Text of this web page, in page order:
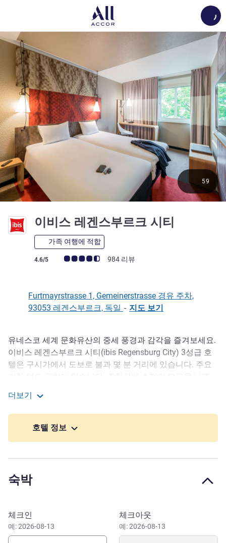
이비스 레겐스부르크 시티
가족 여행에 적합
고객 평점 (ALL 평가)
4.6/5 984 리뷰
59
Furtmayrstrasse 1, Gemeinerstrasse 경유 주차,
93053 레겐스부르크, 독일 - 지도 보기
호텔설명
유네스코 세계 문화유산의 중세 풍경과 감각을 즐겨보세요.
이비스 레겐스부르크 시티(ibis Regensburg City) 3성급 호
텔은 구시가에서 도보로 불과 몇 분 거리에 있습니다. 주요
인 분위기와 리노베이션된 114개의 에어컨 완비 객실, 최신
장비를 갖추어 성공적인 이벤트 개최에 알맞은 4개의 현대
적 회의실을 갖추고 있습니다.
격을 경험해 보세요. 구시가지, 다뉴브 강, 그리고 중앙역 근
이동할 수 있습니다. 짧은 휴식, 회의, 출장 등 어떤 목적이든
실 수 있습니다. 전기차 충전소가 마련된 주차장이 있습니
다.
더보기
호텔 정보
숙박
이 호텔 예약하기
체크인
예: 2026-08-13
체크아웃
예: 2026-08-13